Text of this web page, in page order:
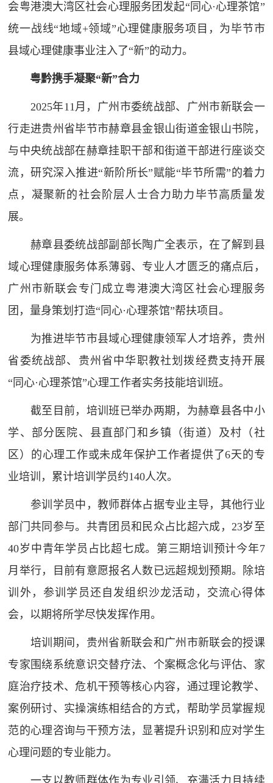
会粤港澳大湾区社会心理服务团发起“同心·心理茶馆”
统一战线“地域+领域”心理健康服务项目，为毕节市
县域心理健康事业注入了“新”的动力。
粤黔携手凝聚“新”合力
2025年11月，广州市委统战部、广州市新联会一
行走进贵州省毕节市赫章县金银山街道金银山书院，
与中央统战部在赫章挂职干部和街道干部进行座谈交
流，研究深入推进“新阶所长”赋能“毕节所需”的着力
点，凝聚新的社会阶层人士合力助力毕节高质量发
展。
赫章县委统战部副部长陶广全表示，在了解到县
域心理健康服务体系薄弱、专业人才匮乏的痛点后，
广州市新联会专门成立粤港澳大湾区社会心理服务
团，量身策划打造“同心·心理茶馆”帮扶项目。
为推进毕节市县域心理健康领军人才培养，贵州
省委统战部、贵州省中华职教社划拨经费支持开展
“同心·心理茶馆”心理工作者实务技能培训班。
截至目前，培训班已举办两期，为赫章县各中小
学、部分医院、县直部门和乡镇（街道）及村（社
区）的心理工作或未成年保护工作者提供了6天的专
业培训，累计培训学员约140人次。
参训学员中，教师群体占据专业主导，其他行业
部门共同参与。共青团员和民众占比超六成，23岁至
40岁中青年学员占比超七成。第三期培训预计今年7
月举行，目前有意愿报名人数已远超规划预期。除培
训外，参训学员还自发组织沙龙活动，交流心得体
会，以期将所学尽快发挥作用。
培训期间，贵州省新联会和广州市新联会的授课
专家围绕系统意识交替疗法、个案概念化与评估、家
庭治疗技术、危机干预等核心内容，通过理论教学、
案例研讨、实操演练相结合的方式，帮助学员掌握规
范的心理咨询与干预方法，显著提升识别和应对学生
心理问题的专业能力。